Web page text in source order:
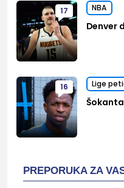
17 NBA
Denver
16 Lige
PREPORUKA ZA